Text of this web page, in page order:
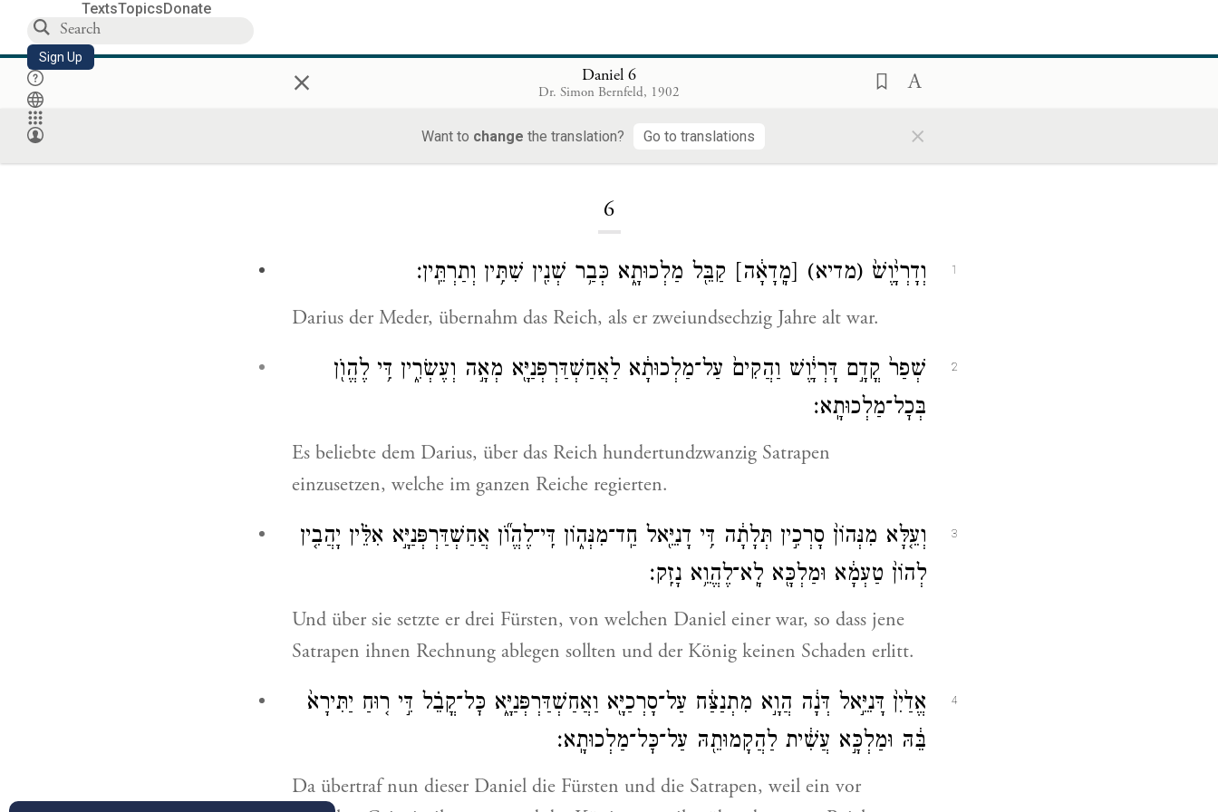
TextsTopicsDonate
Sign Up × Daniel 6
Dr. Simon Bernfeld, 1902
Want to change the translation? Go to translations ×
6
1 וְדָרְיָ֙וֶשׁ֙ (מדיא) [מָֽדָאָ֔ה] קַבֵּ֖ל מַלְכוּתָ֑א כְּבַ֥ר שְׁנִ֖ין שִׁתִּ֥ין וְתַרְתֵּֽין׃
Darius der Meder, übernahm das Reich, als er zweiundsechzig Jahre alt war.
2
שְׁפַר֙ קֳדָ֣ם דָּרְיָ֔וֶשׁ וַהֲקִים֙ עַל־מַלְכוּתָ֔א לַאֲחַשְׁדַּרְפְּנַיָּ֖א מְאָ֣ה וְעֶשְׂרִ֑ין דִּ֥י לֶהֱוֺ֖ן
בְּכׇל־מַלְכוּתָֽא׃
Es beliebte dem Darius, über das Reich hundertundzwanzig Satrapen
einzusetzen, welche im ganzen Reiche regierten.
3
וְעֵ֤לָּא מִנְּהוֹן֙ סָרְכִ֣ין תְּלָתָ֔ה דִּ֥י דָנִיֵּ֖אל חַֽד־מִנְּה֑וֹן דִּֽי־לֶהֱוֺ֞ן אֲחַשְׁדַּרְפְּנַיָּ֣א אִלֵּ֗ין יָהֲבִ֤ין
לְהוֹן֙ טַעְמָ֔א וּמַלְכָּ֖א לָֽא־לֶהֱוֵ֥א נָזִֽק׃
Und über sie setzte er drei Fürsten, von welchen Daniel einer war, so dass jene
Satrapen ihnen Rechnung ablegen sollten und der König keinen Schaden erlitt.
4
אֱדַ֙יִן֙ דָּנִיֵּ֣אל דְּנָ֔ה הֲוָ֣א מִתְנַצַּ֔ח עַל־סָרְכַיָּ֖א וַאֲחַשְׁדַּרְפְּנַיָּ֑א כׇּל־קֳבֵ֗ל דִּ֣י ר֤וּחַ יַתִּירָא֙
בֵּ֔הּ וּמַלְכָּ֣א עֲשִׁ֔ית לַהֲקָמוּתֵ֖הּ עַל־כׇּל־מַלְכוּתָֽא׃
Da übertraf nun dieser Daniel die Fürsten und die Satrapen, weil ein vor